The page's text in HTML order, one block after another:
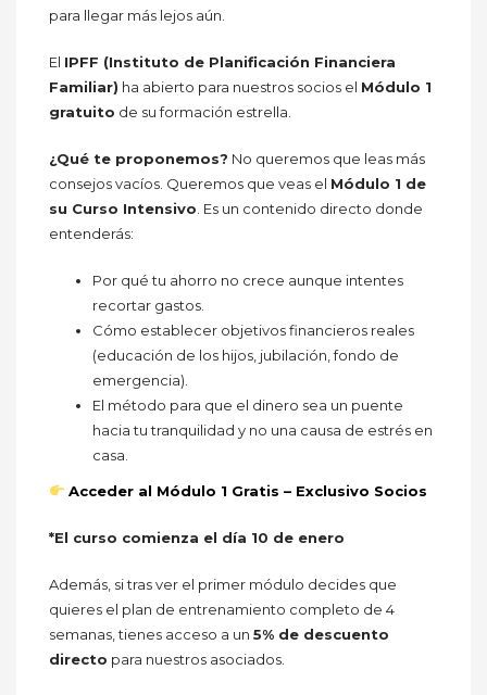
para llegar más lejos aún.
El IPFF (Instituto de Planificación Financiera
Familiar) ha abierto para nuestros socios el Módulo 1
gratuito de su formación estrella.
¿Qué te proponemos? No queremos que leas más
consejos vacíos. Queremos que veas el Módulo 1 de
su Curso Intensivo . Es un contenido directo donde
entenderás:
Por qué tu ahorro no crece aunque intentes
recortar gastos.
Cómo establecer objetivos financieros reales
(educación de los hijos, jubilación, fondo de
emergencia).
El método para que el dinero sea un puente
hacia tu tranquilidad y no una causa de estrés en
casa.
Acceder al Módulo 1 Gratis – Exclusivo Socios
*El curso comienza el día 10 de enero
Además, si tras ver el primer módulo decides que
quieres el plan de entrenamiento completo de 4
semanas, tienes acceso a un 5% de descuento
directo para nuestros asociados.